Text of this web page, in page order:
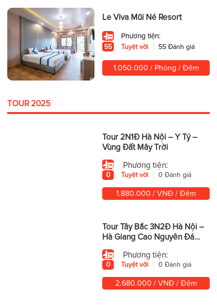
Le Viva Mũi Né Resort
Phương tiện:
55 Tuyệt vời 55 Đánh giá
1.050.000 / Phòng / Đêm
TOUR 2025
Tour 2N1Đ Hà Nội – Y Tý –
Vùng Đất Mây Trời
Phương tiện:
0 Tuyệt vời 0 Đánh giá
1.880.000 / VNĐ / Đêm
Tour Tây Bắc 3N2Đ Hà Nội –
Hà Giang Cao Nguyên Đá
Hùng Vĩ
Phương tiện:
0 Tuyệt vời 0 Đánh giá
2.680.000 / VNĐ / Đêm